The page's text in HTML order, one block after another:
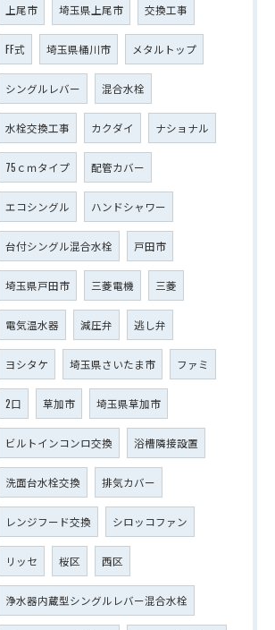
上尾市 埼玉県上尾市 交換工事
FF式 埼玉県桶川市 メタルトップ
シングルレバー 混合水栓
水栓交換工事 カクダイ ナショナル
75ｃｍタイプ 配管カバー
エコシングル ハンドシャワー
台付シングル混合水栓 戸田市
埼玉県戸田市 三菱電機 三菱
電気温水器 減圧弁 逃し弁
ヨシタケ 埼玉県さいたま市 ファミ
2口 草加市 埼玉県草加市
ビルトインコンロ交換 浴槽隣接設置
洗面台水栓交換 排気カバー
レンジフード交換 シロッコファン
リッセ 桜区 西区
浄水器内蔵型シングルレバー混合水栓